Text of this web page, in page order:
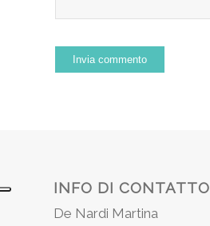
INFO DI CONTATTO
De Nardi Martina